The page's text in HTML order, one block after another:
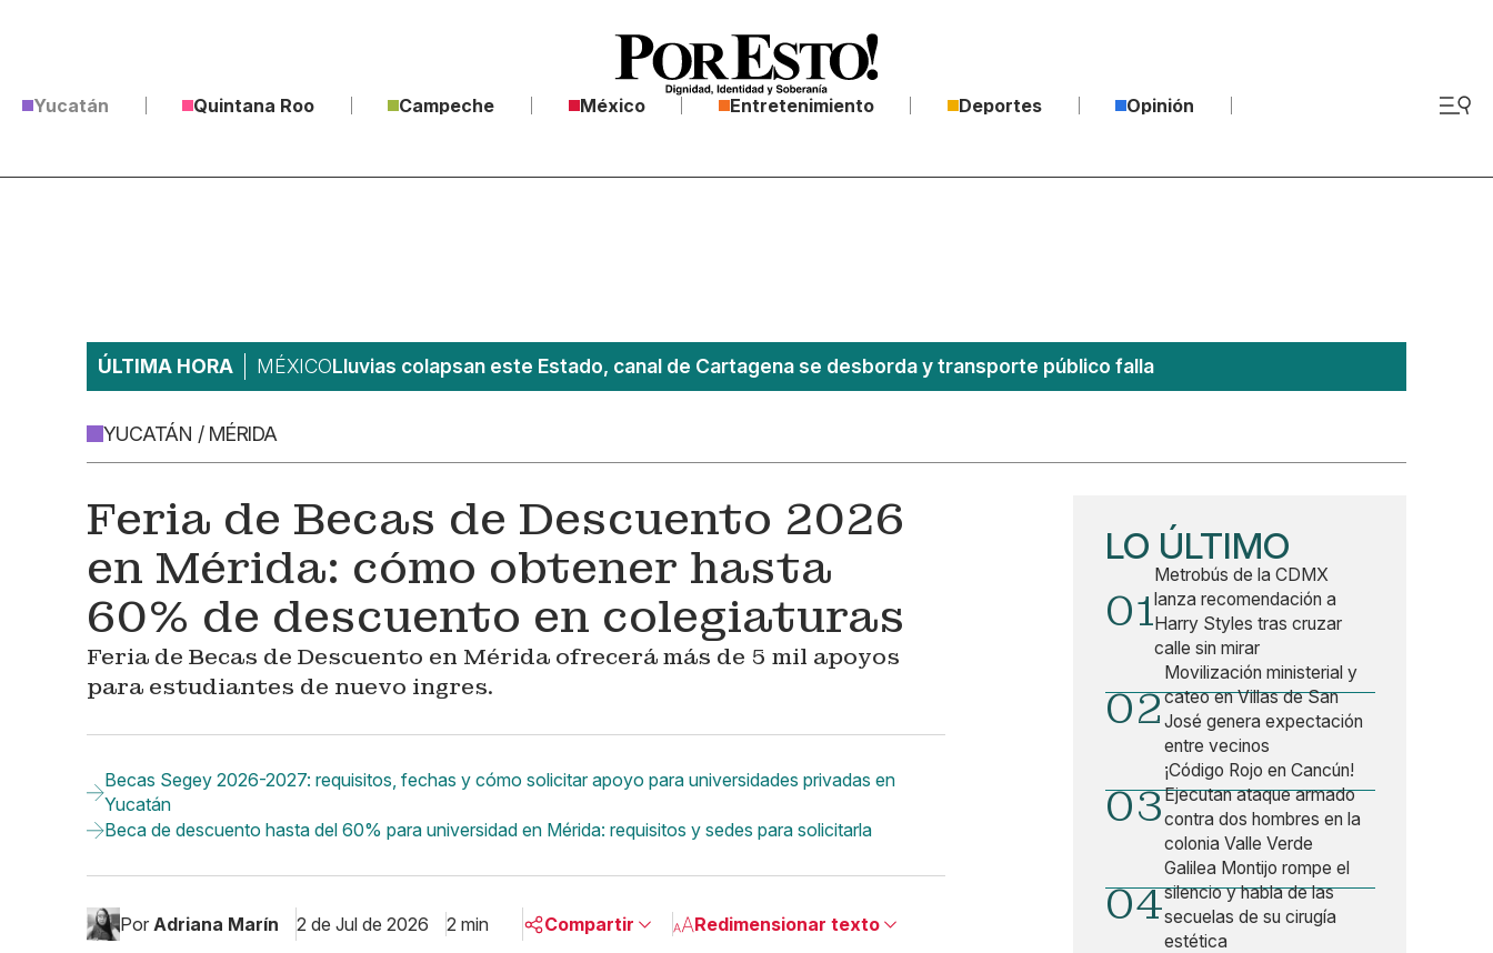
Yucatán Quintana Roo Campeche México Entretenimiento Deportes Opinión
ÚLTIMA HORA MÉXICOLluvias colapsan este Estado, canal de Cartagena se desborda y transporte público falla
YUCATÁN / MÉRIDA
Feria de Becas de Descuento 2026
en Mérida: cómo obtener hasta
60% de descuento en colegiaturas
Feria de Becas de Descuento en Mérida ofrecerá más de 5 mil apoyos
para estudiantes de nuevo ingres.
Becas Segey 2026-2027: requisitos, fechas y cómo solicitar apoyo para universidades privadas en
Yucatán
Beca de descuento hasta del 60% para universidad en Mérida: requisitos y sedes para solicitarla
Por Adriana Marín 2 de Jul de 2026 2 min Compartir Redimensionar texto
LO ÚLTIMO
01
Metrobús de la CDMX
lanza recomendación a
Harry Styles tras cruzar
calle sin mirar
02
Movilización ministerial y
cateo en Villas de San
José genera expectación
entre vecinos
03
¡Código Rojo en Cancún!
Ejecutan ataque armado
contra dos hombres en la
colonia Valle Verde
04
Galilea Montijo rompe el
silencio y habla de las
secuelas de su cirugía
estética